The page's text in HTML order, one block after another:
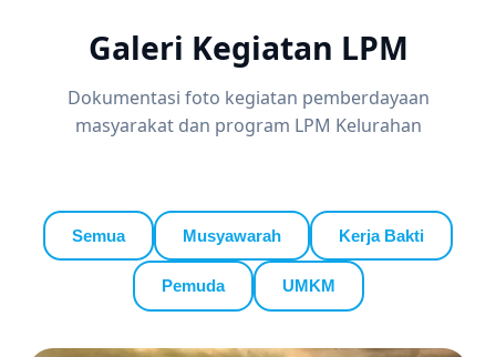
Galeri Kegiatan LPM
Dokumentasi foto kegiatan pemberdayaan
masyarakat dan program LPM Kelurahan
Semua Musyawarah Kerja Bakti
Pemuda UMKM